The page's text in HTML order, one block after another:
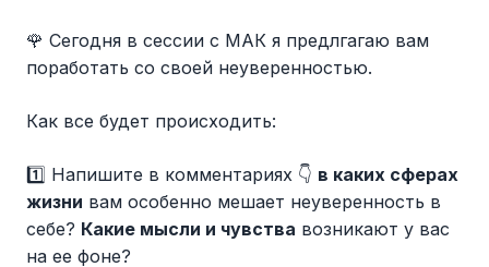
🌹 Сегодня в сессии с МАК я предлгагаю вам
поработать со своей неуверенностью.
Как все будет происходить:
1️⃣ Напишите в комментариях 👇 в каких сферах
жизни вам особенно мешает неуверенность в
себе? Какие мысли и чувства возникают у вас
на ее фоне?